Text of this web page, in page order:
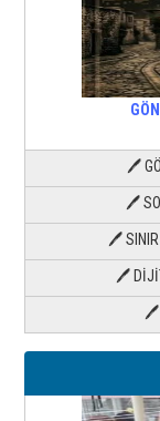
🖊
🖊
🖊 SINIR
🖊
🖊